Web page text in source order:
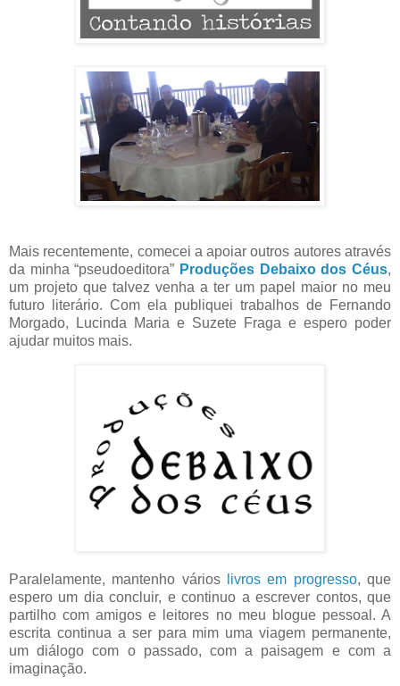
Mais recentemente, comecei a apoiar outros autores através
da minha “pseudoeditora” Produções Debaixo dos Céus,
um projeto que talvez venha a ter um papel maior no meu
futuro literário. Com ela publiquei trabalhos de Fernando
Morgado, Lucinda Maria e Suzete Fraga e espero poder
ajudar muitos mais.
Paralelamente, mantenho vários livros em progresso, que
espero um dia concluir, e continuo a escrever contos, que
partilho com amigos e leitores no meu blogue pessoal. A
escrita continua a ser para mim uma viagem permanente,
um diálogo com o passado, com a paisagem e com a
imaginação.